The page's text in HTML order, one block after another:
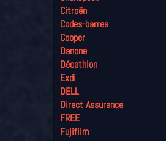
Citroën
Codes-barres
Cooper
Danone
Décathlon
Exdi
DELL
Direct Assurance
FREE
Fujifilm